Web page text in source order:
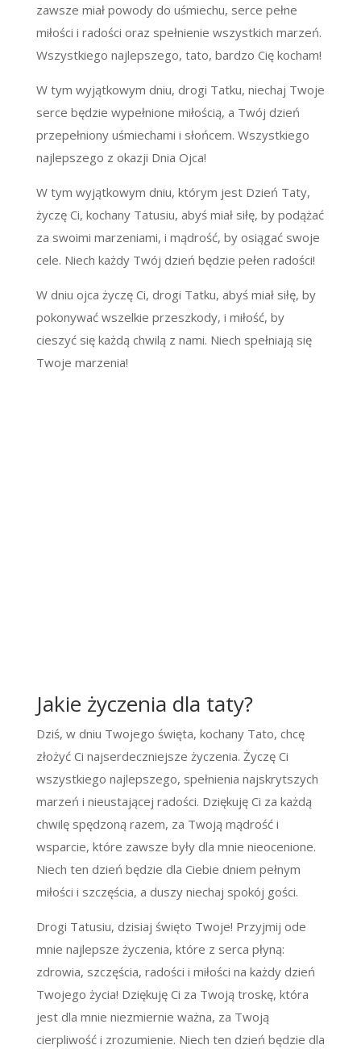
zawsze miał powody do uśmiechu, serce pełne
miłości i radości oraz spełnienie wszystkich marzeń.
Wszystkiego najlepszego, tato, bardzo Cię kocham!
W tym wyjątkowym dniu, drogi Tatku, niechaj Twoje
serce będzie wypełnione miłością, a Twój dzień
przepełniony uśmiechami i słońcem. Wszystkiego
najlepszego z okazji Dnia Ojca!
W tym wyjątkowym dniu, którym jest Dzień Taty,
życzę Ci, kochany Tatusiu, abyś miał siłę, by podążać
za swoimi marzeniami, i mądrość, by osiągać swoje
cele. Niech każdy Twój dzień będzie pełen radości!
W dniu ojca życzę Ci, drogi Tatku, abyś miał siłę, by
pokonywać wszelkie przeszkody, i miłość, by
cieszyć się każdą chwilą z nami. Niech spełniają się
Twoje marzenia!
Jakie życzenia dla taty?
Dziś, w dniu Twojego święta, kochany Tato, chcę
złożyć Ci najserdeczniejsze życzenia. Życzę Ci
wszystkiego najlepszego, spełnienia najskrytszych
marzeń i nieustającej radości. Dziękuję Ci za każdą
chwilę spędzoną razem, za Twoją mądrość i
wsparcie, które zawsze były dla mnie nieocenione.
Niech ten dzień będzie dla Ciebie dniem pełnym
miłości i szczęścia, a duszy niechaj spokój gości.
Drogi Tatusiu, dzisiaj święto Twoje! Przyjmij ode
mnie najlepsze życzenia, które z serca płyną:
zdrowia, szczęścia, radości i miłości na każdy dzień
Twojego życia! Dziękuję Ci za Twoją troskę, która
jest dla mnie niezmiernie ważna, za Twoją
cierpliwość i zrozumienie. Niech ten dzień będzie dla